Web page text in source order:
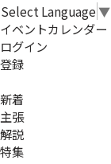
Select Language ▼
イベントカレンダー
ログイン
登録
新着
主張
解説
特集